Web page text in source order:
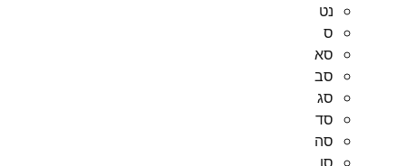
נט
ס
סא
סב
סג
סד
סה